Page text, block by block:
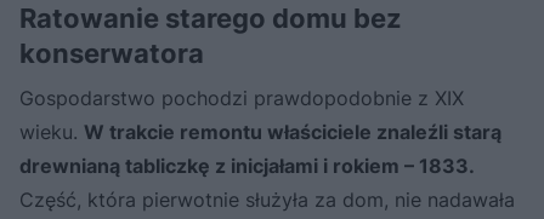
Ratowanie starego domu bez
konserwatora
Gospodarstwo pochodzi prawdopodobnie z XIX
wieku. W trakcie remontu właściciele znaleźli starą
drewnianą tabliczkę z inicjałami i rokiem – 1833.
Część, która pierwotnie służyła za dom, nie nadawała